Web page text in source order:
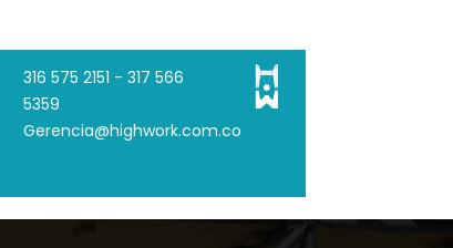
316 575 2151 - 317 566
5359
Gerencia@highwork.com.co